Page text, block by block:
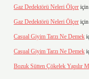
Gaz Dedektörü Neleri Ölçer için
Gaz Dedektörü Neleri Ölçer için
Casual Giyim Tarzı Ne Demek
Casual Giyim Tarzı Ne Demek
Bozuk Sütten Çökelek Yapılır